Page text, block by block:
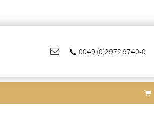
0049 (0)2972 9740-0